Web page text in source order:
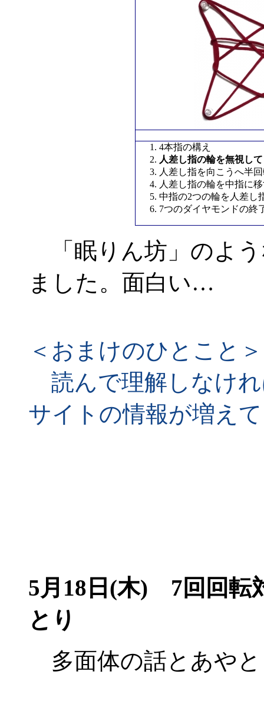
4本指の構え
人差し指の輪を無視して
人差し指を向こうへ半
人差し指の輪を中指に
中指の2つの輪を人差し
7つのダイヤモンドの終
「眠りん坊」のよ
ました。面白い…
＜おまけのひとこと＞
読んで理解しなけれ
サイトの情報が増え
5月18日(木) 7回回転
とり
多面体の話とあや